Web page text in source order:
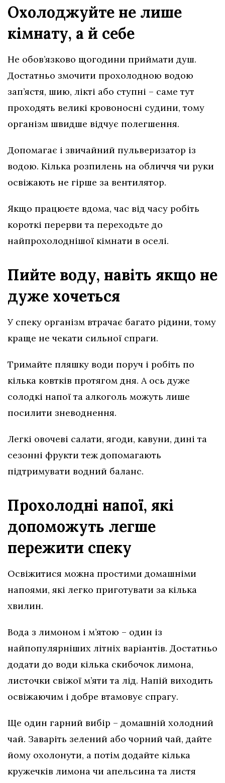
Охолоджуйте не лише
кімнату, а й себе
Не обов’язково щогодини приймати душ.
Достатньо змочити прохолодною водою
зап’ястя, шию, лікті або ступні – саме тут
проходять великі кровоносні судини, тому
організм швидше відчує полегшення.
Допомагає і звичайний пульверизатор із
водою. Кілька розпилень на обличчя чи руки
освіжають не гірше за вентилятор.
Якщо працюєте вдома, час від часу робіть
короткі перерви та переходьте до
найпрохолоднішої кімнати в оселі.
Пийте воду, навіть якщо не
дуже хочеться
У спеку організм втрачає багато рідини, тому
краще не чекати сильної спраги.
Тримайте пляшку води поруч і робіть по
кілька ковтків протягом дня. А ось дуже
солодкі напої та алкоголь можуть лише
посилити зневоднення.
Легкі овочеві салати, ягоди, кавуни, дині та
сезонні фрукти теж допомагають
підтримувати водний баланс.
Прохолодні напої, які
допоможуть легше
пережити спеку
Освіжитися можна простими домашніми
напоями, які легко приготувати за кілька
хвилин.
Вода з лимоном і м’ятою – один із
найпопулярніших літніх варіантів. Достатньо
додати до води кілька скибочок лимона,
листочки свіжої м’яти та лід. Напій виходить
освіжаючим і добре втамовує спрагу.
Ще один гарний вибір – домашній холодний
чай. Заваріть зелений або чорний чай, дайте
йому охолонути, а потім додайте кілька
кружечків лимона чи апельсина та листя